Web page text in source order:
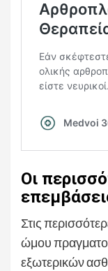
Οι
Στις
ώμου
εξωτερικών